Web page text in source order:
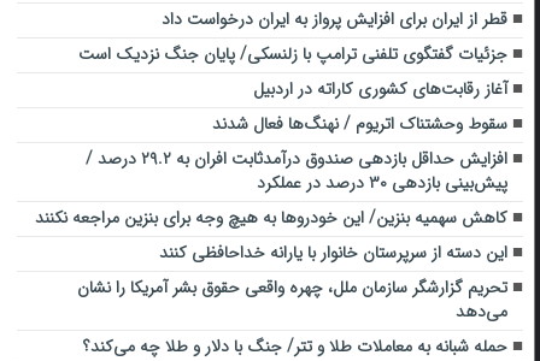
قطر از ایران برای افزایش پرواز به ایران درخواست داد
جزئیات گفتگوی تلفنی ترامپ با زلنسکی/ پایان جنگ نزدیک است
آغاز رقابت‌های کشوری کاراته در اردبیل
سقوط وحشتناک اتریوم / نهنگ‌ها فعال شدند
افزایش حداقل بازدهی صندوق درآمدثابت افران به ۲۹.۲ درصد /
پیش‌بینی بازدهی ۳۰ درصد در عملکرد
کاهش سهمیه بنزین/ این خودرو‌ها به هیچ وجه برای بنزین مراجعه نکنند
این دسته از سرپرستان خانوار با یارانه خداحافظی کنند
تحریم گزارشگر سازمان ملل، چهره واقعی حقوق بشر آمریکا را نشان
می‌دهد
حمله شبانه به معاملات طلا و تتر/ جنگ با دلار و طلا چه می‌کند؟